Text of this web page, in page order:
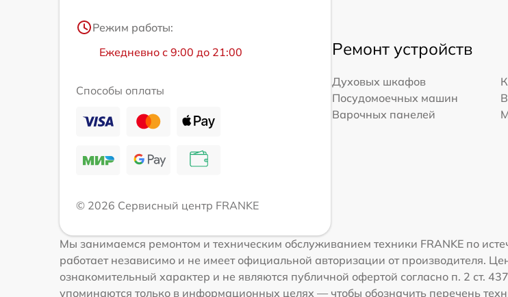
Режим работы:
Ежедневно с 9:00 до 21:00
Способы оплаты
© 2026 Сервисный центр FRANKE
Ремонт устройств
Духовых шкафов
Посудомоечных машин
Варочных панелей
Мы занимаемся ремонтом и техническим обслуживанием техники FRANKE по
работает независимо и не имеет официальной авторизации от производителя.
ознакомительный характер и не являются публичной офертой согласно п. 2 ст.
упоминаются только в информационных целях — чтобы обозначить перечень